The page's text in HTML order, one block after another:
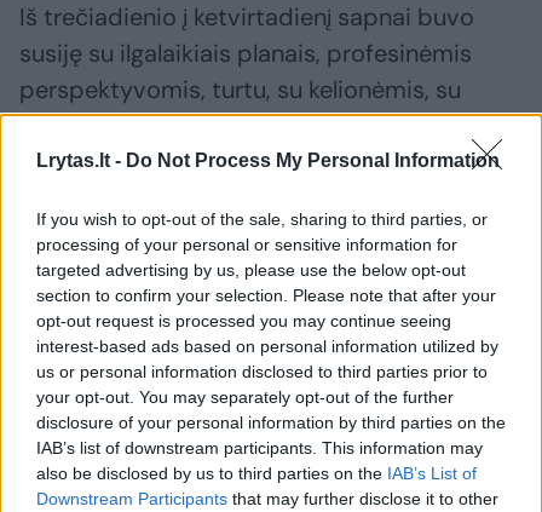
Lrytas.lt - Do Not Process My Personal Information
If you wish to opt-out of the sale, sharing to third parties, or
processing of your personal or sensitive information for
targeted advertising by us, please use the below opt-out
section to confirm your selection. Please note that after your
opt-out request is processed you may continue seeing
interest-based ads based on personal information utilized by
us or personal information disclosed to third parties prior to
your opt-out. You may separately opt-out of the further
disclosure of your personal information by third parties on the
IAB’s list of downstream participants. This information may
also be disclosed by us to third parties on the IAB’s List of
Downstream Participants that may further disclose it to other
Iš trečiadienio į ketvirtadienį sapnai buvo
susiję su ilgalaikiais planais, profesinėmis
perspektyvomis, turtu, su kelionėmis, su
meile. Gerai, jei kopėte į kalną ar matėte
brangenybes, tauriuosius metalus, monetas,
nuostoliai, gyvūnai – jėgų, sveikatos,
praradimas. Grybai – pinigai. Varpelio
skambėjimas – svarbūs pokyčiai reikaluose
arba jausmuose. Patrankos šūvis – greitos
vestuvės. Puiku buvo sapne garsiai dainuoti,
girdėti audringus aplodismentus.
Blogas ženklas: jei prieš jus žaibas blykstelėtų